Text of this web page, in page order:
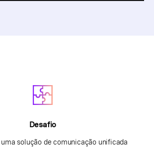
Desafio
solução de comunicação unificada